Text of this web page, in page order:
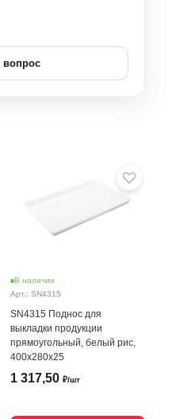
вопрос
В наличии
Арт.: SN4315
SN4315 Поднос для
выкладки продукции
прямоугольный, белый рис,
400х280х25
1 317,50 ₽/шт